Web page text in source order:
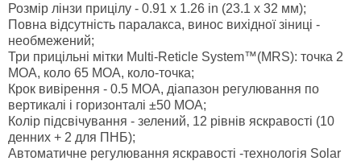
Розмір лінзи прицілу - 0.91 х 1.26 in (23.1 х 32 мм);
Повна відсутність паралакса, винос вихідної зіниці -
необмежений;
Три прицільні мітки Multi-Reticle System™(MRS): точка 2
МОА, коло 65 МОА, коло-точка;
Крок вивірення - 0.5 МОА, діапазон регулювання по
вертикалі і горизонталі ±50 МОА;
Колір підсвічування - зелений, 12 рівнів яскравості (10
денних + 2 для ПНБ);
Автоматичне регулювання яскравості -технологія Solar